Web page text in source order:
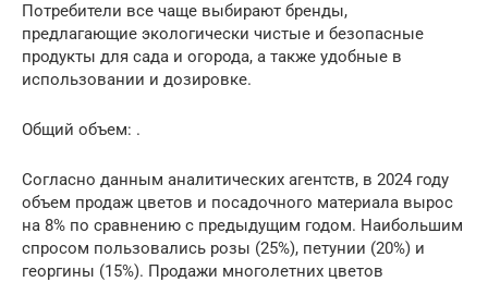
Потребители все чаще выбирают бренды,
предлагающие экологически чистые и безопасные
продукты для сада и огорода, а также удобные в
использовании и дозировке.
Общий объем: .
Согласно данным аналитических агентств, в 2024 году
объем продаж цветов и посадочного материала вырос
на 8% по сравнению с предыдущим годом. Наибольшим
спросом пользовались розы (25%), петунии (20%) и
георгины (15%). Продажи многолетних цветов